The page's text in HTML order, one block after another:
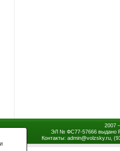
2007
ЭЛ № ФС77-57666 выдано
Контакты: admin@volzsky.ru,
и